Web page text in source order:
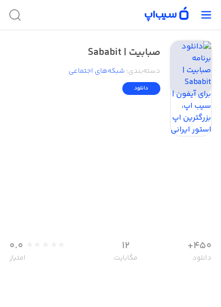
صبابیت | Sababit
دسته‌بندی: شبکه‌های اجتماعی
دانلود
450+
دانلود
12
مگابایت
0.0
امتیاز